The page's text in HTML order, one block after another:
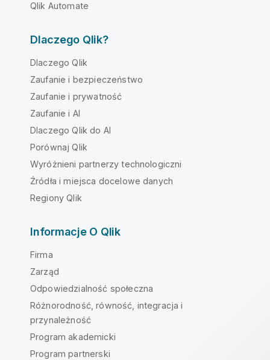
Qlik Automate
Dlaczego Qlik?
Dlaczego Qlik
Zaufanie i bezpieczeństwo
Zaufanie i prywatność
Zaufanie i AI
Dlaczego Qlik do AI
Porównaj Qlik
Wyróżnieni partnerzy technologiczni
Źródła i miejsca docelowe danych
Regiony Qlik
Informacje O Qlik
Firma
Zarząd
Odpowiedzialność społeczna
Różnorodność, równość, integracja i
przynależność
Program akademicki
Program partnerski